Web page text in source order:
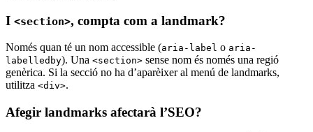
I <section>, compta com a landmark?
Només quan té un nom accessible (aria-label o aria-
labelledby). Una <section> sense nom és només una regió
genèrica. Si la secció no ha d’aparèixer al menú de landmarks,
utilitza <div>.
Afegir landmarks afectarà l’SEO?